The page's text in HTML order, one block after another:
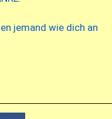
jemand wie dich an